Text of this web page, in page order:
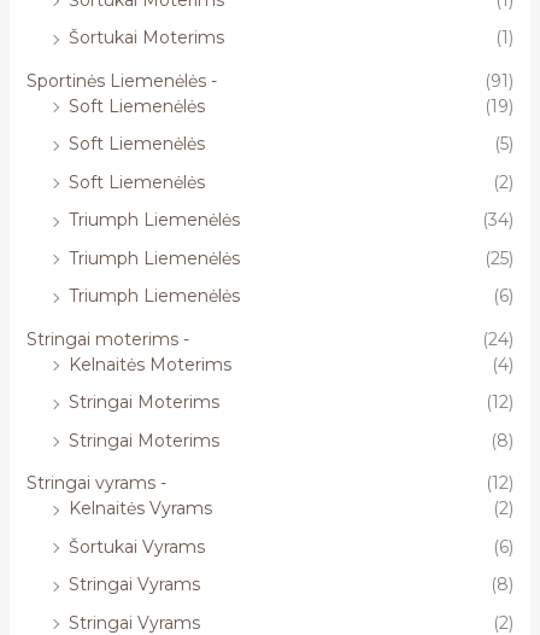
Šortukai Moterims
(1)
Sportinės Liemenėlės -
(91)
Soft Liemenėlės
(19)
Soft Liemenėlės
(5)
Soft Liemenėlės
(2)
Triumph Liemenėlės
(34)
Triumph Liemenėlės
(25)
Triumph Liemenėlės
(6)
Stringai moterims -
(24)
Kelnaitės Moterims
(4)
Stringai Moterims
(12)
Stringai Moterims
(8)
Stringai vyrams -
(12)
Kelnaitės Vyrams
(2)
Šortukai Vyrams
(6)
Stringai Vyrams
(8)
Stringai Vyrams
(2)